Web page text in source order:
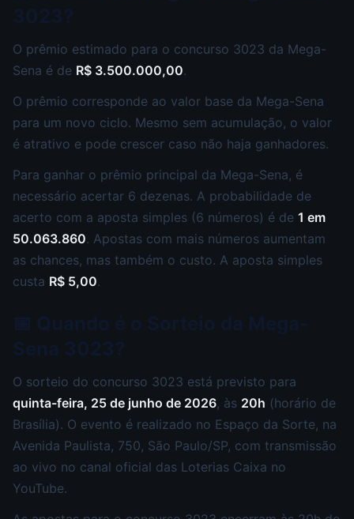
O prêmio estimado para o concurso 3023 da Mega-
Sena é de R$ 3.500.000,00.
O prêmio corresponde ao valor base da Mega-Sena
para um novo ciclo. Mesmo sem acumulação, o valor
é atrativo e pode crescer caso não haja ganhadores.
Para ganhar o prêmio principal da Mega-Sena, é
necessário acertar 6 dezenas. A probabilidade de
acerto com a aposta simples (6 números) é de 1 em
50.063.860. Apostas com mais números aumentam
as chances, mas também o custo. A aposta simples
custa R$ 5,00.
O sorteio do concurso 3023 está previsto para
quinta-feira, 25 de junho de 2026, às 20h (horário de
Brasília). O evento é realizado no Espaço da Sorte, na
Avenida Paulista, 750, São Paulo/SP, com transmissão
ao vivo no canal oficial das Loterias Caixa no
YouTube.